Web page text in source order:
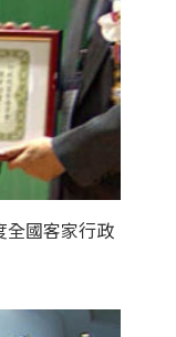
全國客家行政